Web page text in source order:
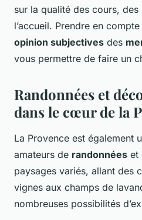
sur la qualité des cours,
l’accueil. Prendre en
opinion subjectives des
vous permettre de faire un
Randonnées et
dans le cœur de la
La Provence est également
amateurs de randonnées et
paysages variés, allant des
vignes aux champs de
nombreuses possibilités